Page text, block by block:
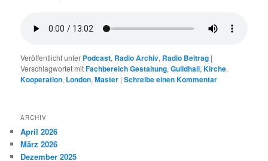
Veröffentlicht unter Podcast, Radio Archiv, Radio Beitrag |
Verschlagwortet mitFachbereich Gestaltung,Guildhall,Kirche,
Kooperation, London,Master |Schreibe einen Kommentar
ARCHIV
April 2026
März 2026
Dezember 2025